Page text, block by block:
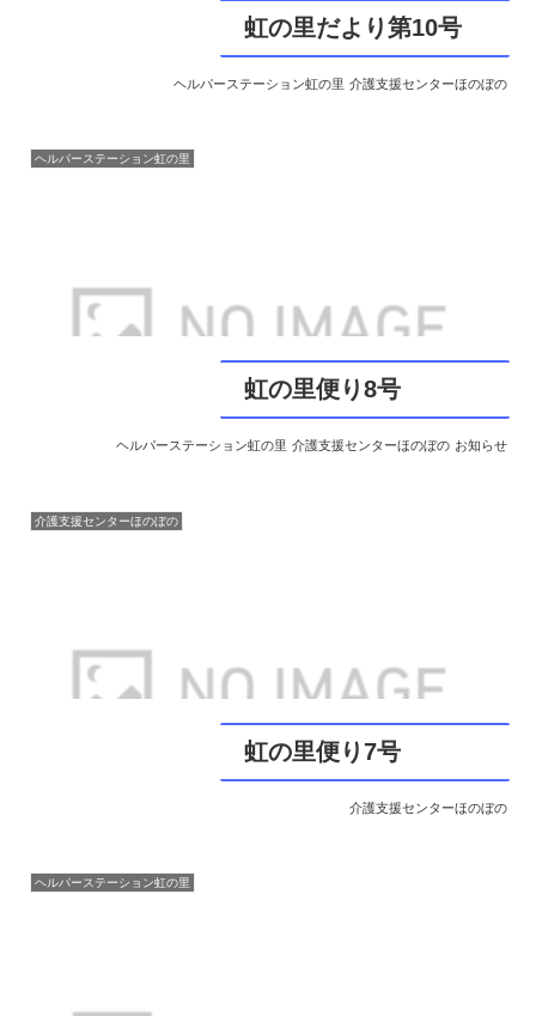
虹の里だより第10号
ヘルパーステーション虹の里 介護支援センターほのぼの
ヘルパーステーション虹の里
虹の里便り8号
ヘルパーステーション虹の里 介護支援センターほのぼの お知らせ
介護支援センターほのぼの
虹の里便り7号
介護支援センターほのぼの
ヘルパーステーション虹の里